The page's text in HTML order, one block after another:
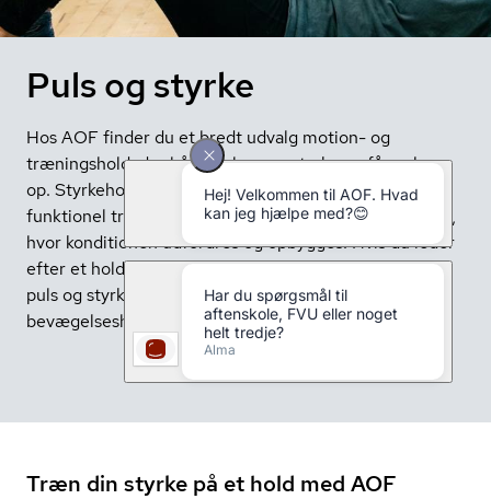
Puls og styrke
Hos AOF finder du et bredt udvalg motion- og
træningshold, der både opbygger styrke og får pulsen
op. Styrkeholdene kan have fokus på alt fra vægt- og
funktionel træning til elastikøvelser og rene pulsforløb,
hvor konditionen udfordres og opbygges. Hvis du leder
efter et hold hvor du får lov at arbejde med din krop,
puls og styrke, så kan du tilmelde dig et
bevægelseshold nær dig.
Træn din styrke på et hold med AOF